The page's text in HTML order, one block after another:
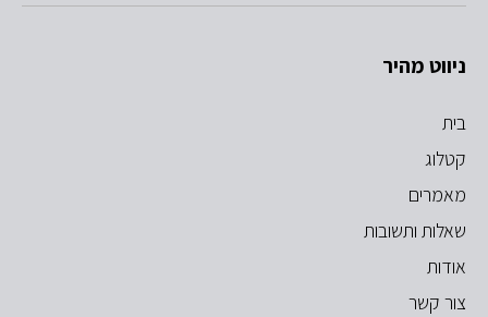
ניווט מהיר
בית
קטלוג
מאמרים
שאלות ותשובות
אודות
צור קשר